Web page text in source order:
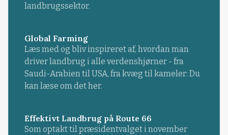
landbrugssektor.
Global Farming
Læs med og bliv inspireret af, hvordan man
driver landbrug i alle verdenshjørner - fra
Saudi-Arabien til USA, fra kvæg til kameler: Du
kan læse om det her.
Effektivt Landbrug på Route 66
Som optakt til præsidentvalget i november